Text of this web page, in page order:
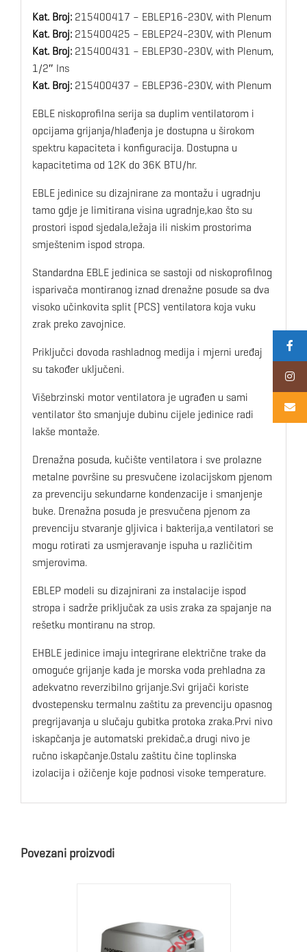
Kat. Broj: 215400417 – EBLEP16-230V, with Plenum
Kat. Broj: 215400425 – EBLEP24-230V, with Plenum
Kat. Broj: 215400431 – EBLEP30-230V, with Plenum,
1/2″ Ins
Kat. Broj: 215400437 – EBLEP36-230V, with Plenum
EBLE niskoprofilna serija sa duplim ventilatorom i
opcijama grijanja/hlađenja je dostupna u širokom
spektru kapaciteta i konfiguracija. Dostupna u
kapacitetima od 12K do 36K BTU/hr.
EBLE jedinice su dizajnirane za montažu i ugradnju
tamo gdje je limitirana visina ugradnje,kao što su
prostori ispod sjedala,ležaja ili niskim prostorima
smještenim ispod stropa.
Standardna EBLE jedinica se sastoji od niskoprofilnog
isparivača montiranog iznad drenažne posude sa dva
visoko učinkovita split (PCS) ventilatora koja vuku
zrak preko zavojnice.
Priključci dovoda rashladnog medija i mjerni uređaj
su također uključeni.
Višebrzinski motor ventilatora je ugrađen u sami
ventilator što smanjuje dubinu cijele jedinice radi
lakše montaže.
Drenažna posuda, kučište ventilatora i sve prolazne
metalne površine su presvučene izolacijskom pjenom
za prevenciju sekundarne kondenzacije i smanjenje
buke. Drenažna posuda je presvučena pjenom za
prevenciju stvaranje gljivica i bakterija,a ventilatori se
mogu rotirati za usmjeravanje ispuha u različitim
smjerovima.
EBLEP modeli su dizajnirani za instalacije ispod
stropa i sadrže priključak za usis zraka za spajanje na
rešetku montiranu na strop.
EHBLE jedinice imaju integrirane električne trake da
omoguće grijanje kada je morska voda prehladna za
adekvatno reverzibilno grijanje.Svi grijači koriste
dvostepensku termalnu zaštitu za prevenciju opasnog
pregrijavanja u slučaju gubitka protoka zraka.Prvi nivo
iskapčanja je automatski prekidač,a drugi nivo je
ručno iskapčanje.Ostalu zaštitu čine toplinska
izolacija i ožičenje koje podnosi visoke temperature.
Povezani proizvodi